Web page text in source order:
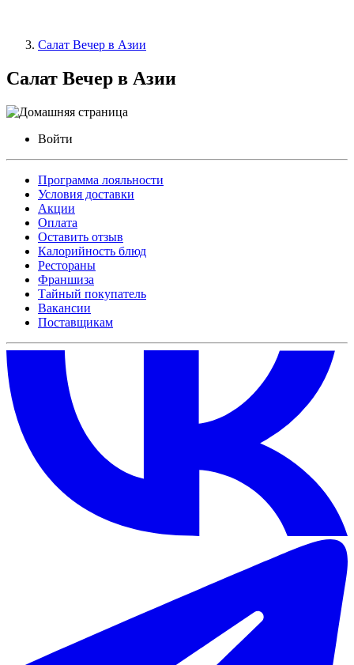
Салат Вечер в Азии
Салат Вечер в Азии
Войти
Программа лояльности
Условия доставки
Акции
Оплата
Оставить отзыв
Калорийность блюд
Рестораны
Франшиза
Тайный покупатель
Вакансии
Поставщикам